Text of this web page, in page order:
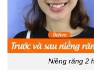
Niềng răng 2